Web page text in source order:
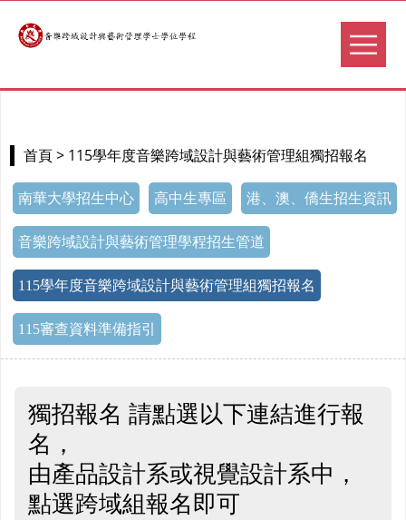
首頁 > 115學年度音樂跨域設計與藝術管理組獨招報名
南華大學招生中心 高中生專區 港、澳、僑生招生資訊
音樂跨域設計與藝術管理學程招生管道
115學年度音樂跨域設計與藝術管理組獨招報名
115審查資料準備指引
獨招報名 請點選以下連結進行報
名，
由產品設計系或視覺設計系中，
點選跨域組報名即可